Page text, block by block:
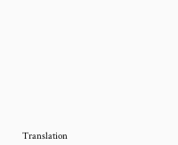
Translation